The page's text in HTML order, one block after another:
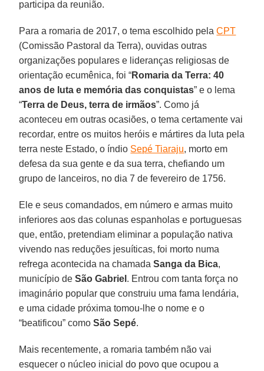
participa da reunião.
Para a romaria de 2017, o tema escolhido pelaCPT
(Comissão Pastoral da Terra), ouvidas outras
organizações populares e lideranças religiosas de
orientação ecumênica, foi “Romaria da Terra: 40
anos de luta e memória das conquistas” e o lema
“Terra de Deus, terra de irmãos”. Como já
aconteceu em outras ocasiões, o tema certamente vai
recordar, entre os muitos heróis e mártires da luta pela
terra neste Estado, o índio Sepé Tiaraju, morto em
defesa da sua gente e da sua terra, chefiando um
grupo de lanceiros, no dia 7 de fevereiro de 1756.
Ele e seus comandados, em número e armas muito
inferiores aos das colunas espanholas e portuguesas
que, então, pretendiam eliminar a população nativa
vivendo nas reduções jesuíticas, foi morto numa
refrega acontecida na chamadaSanga da Bica,
município deSão Gabriel . Entrou com tanta força no
imaginário popular que construiu uma fama lendária,
e uma cidade próxima tomou-lhe o nome e o
“beatificou” comoSão Sepé.
Mais recentemente, a romaria também não vai
esquecer o núcleo inicial do povo que ocupou a